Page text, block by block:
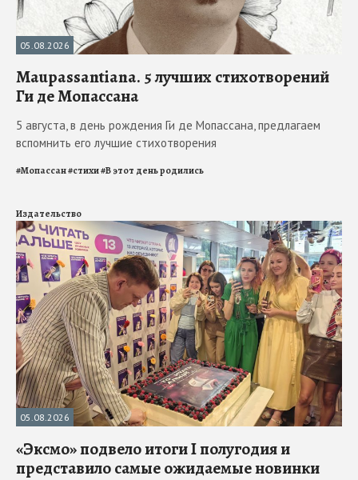
05.08.2026
Maupassantiana. 5 лучших стихотворений
Ги де Мопассана
5 августа, в день рождения Ги де Мопассана, предлагаем
вспомнить его лучшие стихотворения
#Мопассан#стихи#В этот день родились
Издательство
05.08.2026
«Эксмо» подвело итоги I полугодия и
представило самые ожидаемые новинки